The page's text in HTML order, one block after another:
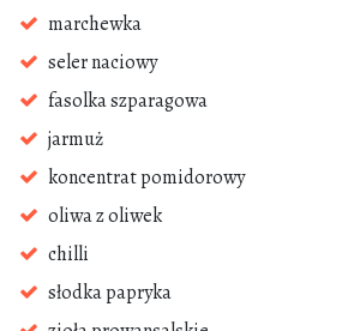
marchewka
seler naciowy
fasolka szparagowa
jarmuż
koncentrat pomidorowy
oliwa z oliwek
chilli
słodka papryka